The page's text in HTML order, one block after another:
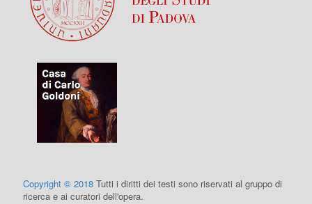
Copyright © 2018 Tutti i diritti dei testi sono riservati al gruppo di
ricerca e ai curatori dell'opera.